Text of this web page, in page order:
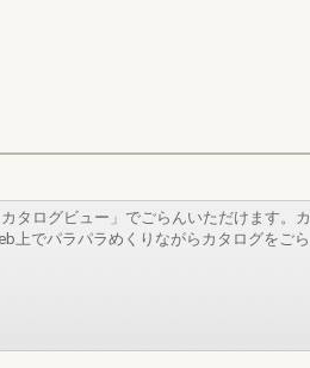
タログビュー」でごらんいただけます。カ
上でパラパラめくりながらカタログをごら